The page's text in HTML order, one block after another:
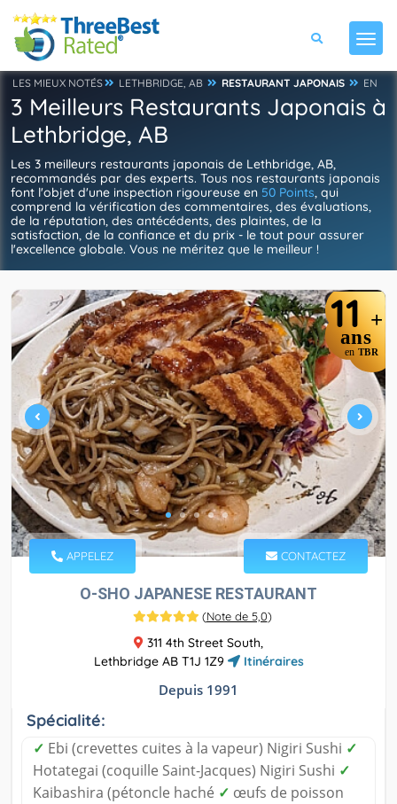
LES MIEUX NOTÉS LETHBRIDGE, AB RESTAURANT JAPONAIS EN
3 Meilleurs Restaurants Japonais à
Lethbridge, AB
Les 3 meilleurs restaurants japonais de Lethbridge, AB,
recommandés par des experts. Tous nos restaurants japonais
font l'objet d'une inspection rigoureuse en 50 Points, qui
comprend la vérification des commentaires, des évaluations,
de la réputation, des antécédents, des plaintes, de la
satisfaction, de la confiance et du prix - le tout pour assurer
l'excellence globale. Vous ne méritez que le meilleur !
11 +
ans
en TBR
APPELEZ CONTACTEZ
O-SHO JAPANESE RESTAURANT
(Note de 5,0)
311 4th Street South,
Lethbridge AB T1J 1Z9
Itinéraires
Depuis 1991
Spécialité:
✓ Ebi (crevettes cuites à la vapeur) Nigiri Sushi ✓
Hotategai (coquille Saint-Jacques) Nigiri Sushi ✓
Kaibashira (pétoncle haché ✓ œufs de poisson